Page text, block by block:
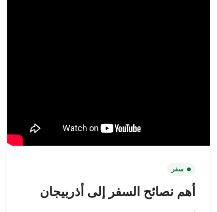
سفر
أهم نصائح السفر إلى أذربيجان